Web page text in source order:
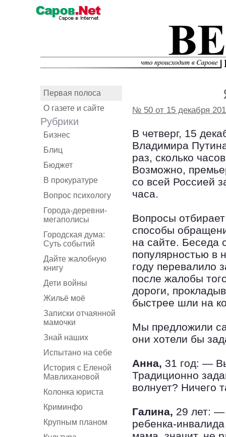
Первая полоса
О газете и сайте
Рубрики
Бизнес
Блиц
Бюджет
В прокуратуре
Вопрос психологу
Города-деревни-
мегаполисы
Городская дума:
Суть событий
Дайте жалобную
книгу
Дети войны
Жильё моё
Записки отчаянной
мамочки
Знай наших
Испытано на себе
История с Еленой
Мавлихановой
Колонка юриста
Криминфо
Крупным планом
№ 50 от 15 декабря
В четверг, 15
Владимира
раз, сколько
Возможно,
со всей Россией
часа.
Вопросы
способы
на сайте. Беседа
популярностью в
году перевалило
после жалобы
дороги,
быстрее шли на
Мы предложили
они хотели бы
Анна, 31 год: —
Традиционно
волнует? Ничего
Галина, 29 лет: —
ребенка-